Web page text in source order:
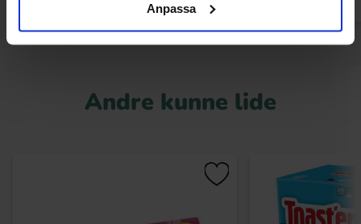
Anpassa
Andre kunne lide